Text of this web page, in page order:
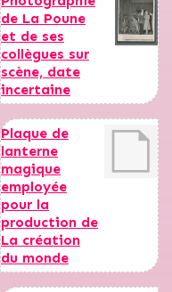
de La Poune
et de ses
collègues sur
scène, date
incertaine
Plaque de
lanterne
magique
employée
pour la
production de
La création
du monde